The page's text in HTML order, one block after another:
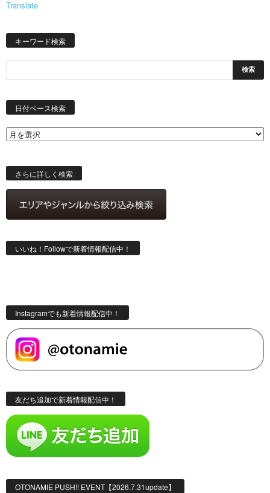
Translate
キーワード検索
日付ベース検索
ス
索
さらに詳しく検索
いいね！Followで新着情報配信中！
Instagramでも新着情報配信中！
友だち追加で新着情報配信中！
OTONAMIE PUSH!! EVENT【2026.7.31update】